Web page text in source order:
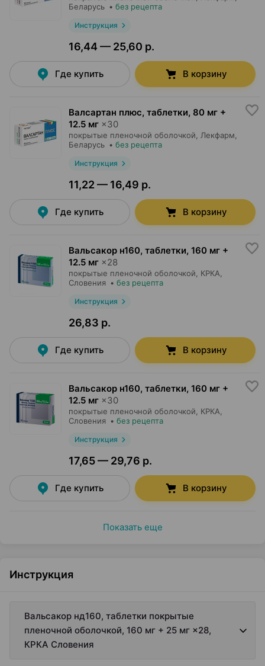
Беларусь • без рецепта
Инструкция
16,44 — 25,60 р.
Где купить В корзину
Валсартан плюс, таблетки, 80 мг +
12.5 мг ×30
покрытые пленочной оболочкой, Лекфарм
Беларусь • без рецепта
Инструкция
11,22 — 16,49 р.
Где купить В корзину
Вальсакор н160, таблетки, 160 мг +
12.5 мг ×28
покрытые пленочной оболочкой, КРКА
Словения • без рецепта
Инструкция
26,83 р.
Где купить В корзину
Вальсакор н160, таблетки, 160 мг +
12.5 мг ×30
покрытые пленочной оболочкой, КРКА
Словения • без рецепта
Инструкция
17,65 — 29,76 р.
Где купить В корзину
Показать еще
Инструкция
Вальсакор нд160, таблетки покрытые
пленочной оболочкой, 160 мг + 25 мг ×28,
КРКА Словения